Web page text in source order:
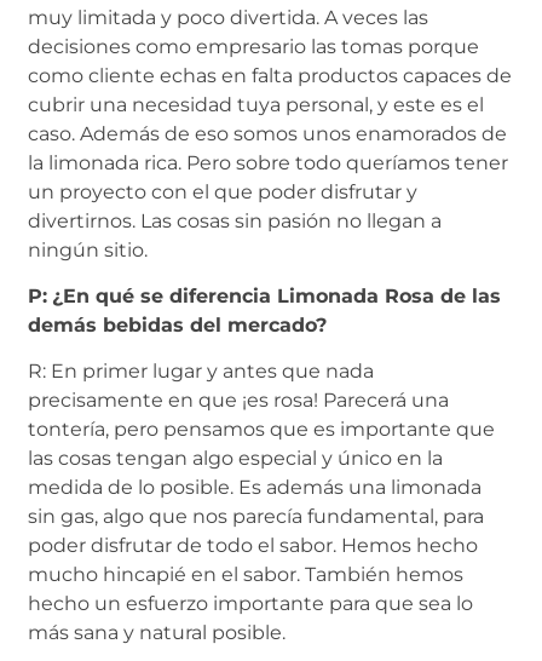
muy limitada y poco divertida. A veces las
decisiones como empresario las tomas porque
como cliente echas en falta productos capaces de
cubrir una necesidad tuya personal, y este es el
caso. Además de eso somos unos enamorados de
la limonada rica. Pero sobre todo queríamos tener
un proyecto con el que poder disfrutar y
divertirnos. Las cosas sin pasión no llegan a
ningún sitio.
P: ¿En qué se diferencia Limonada Rosa de las
demás bebidas del mercado?
R: En primer lugar y antes que nada
precisamente en que ¡es rosa! Parecerá una
tontería, pero pensamos que es importante que
las cosas tengan algo especial y único en la
medida de lo posible. Es además una limonada
sin gas, algo que nos parecía fundamental, para
poder disfrutar de todo el sabor. Hemos hecho
mucho hincapié en el sabor. También hemos
hecho un esfuerzo importante para que sea lo
más sana y natural posible.